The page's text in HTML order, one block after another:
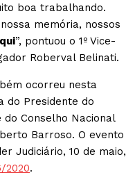
boa trabalhando.
memória, nossos
”, pontuou o 1º Vice-
Roberval Belinati.
ocorreu nesta
do Presidente do
do Conselho Nacional
Barroso. O evento
Judiciário, 10 de maio,
2020.